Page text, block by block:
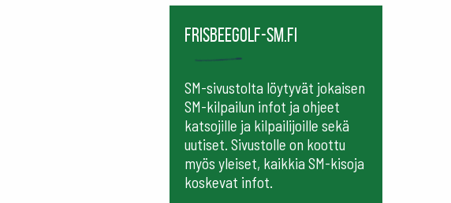
frisbeegolf-sm.fi
SM-sivustolta löytyvät jokaisen
SM-kilpailun infot ja ohjeet
katsojille ja kilpailijoille sekä
uutiset. Sivustolle on koottu
myös yleiset, kaikkia SM-kisoja
koskevat infot.